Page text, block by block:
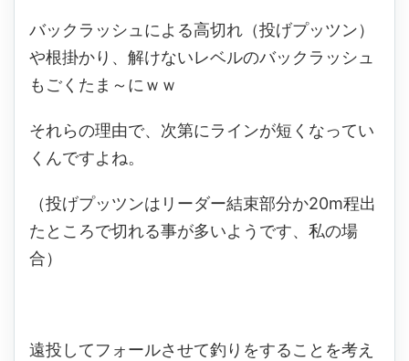
バックラッシュによる高切れ（投げプッツン）
や根掛かり、解けないレベルのバックラッシュ
もごくたま～にｗｗ
それらの理由で、次第にラインが短くなってい
くんですよね。
（投げプッツンはリーダー結束部分か20m程出
たところで切れる事が多いようです、私の場
合）
遠投してフォールさせて釣りをすることを考え